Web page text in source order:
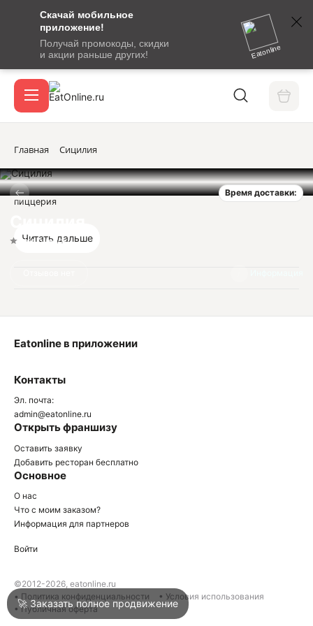
Скачай мобильное
приложение!
Получай промокоды, скидки
и акции раньше других!
Eatonline
сообщение
кодом
подтверждения
Вход / регистрация
Акции
Войти
Написать в техподдержку
Главная Сицилия
Время доставки:
Нет оценок
пиццерия
Читать дальше
Контакты
Эл. почта:
admin@eatonline.ru
Открыть франшизу
Оставить заявку
Добавить ресторан бесплатно
Основное
О нас
Что с моим заказом?
Информация для партнеров
Eatonline в приложении
Войти
©2012-2026, eatonline.ru
• Политика конфиденциальности
• Условия использования
• Публичная оферта
🚀 Заказать полное продвижение